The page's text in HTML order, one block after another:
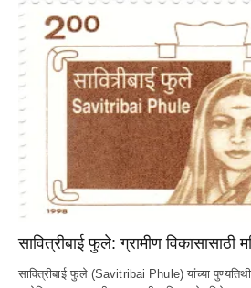
सावित्रीबाई फुले: ग्रामीण विकासासाठी
सावित्रीबाई फुले (Savitribai Phule) यांच्या